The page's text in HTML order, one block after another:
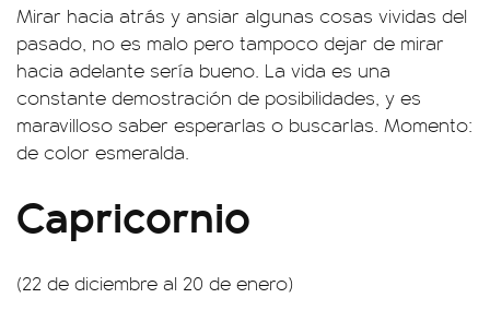
Mirar hacia atrás y ansiar algunas cosas vividas del
pasado, no es malo pero tampoco dejar de mirar
hacia adelante sería bueno. La vida es una
constante demostración de posibilidades, y es
maravilloso saber esperarlas o buscarlas. Momento:
de color esmeralda.
Capricornio
(22 de diciembre al 20 de enero)